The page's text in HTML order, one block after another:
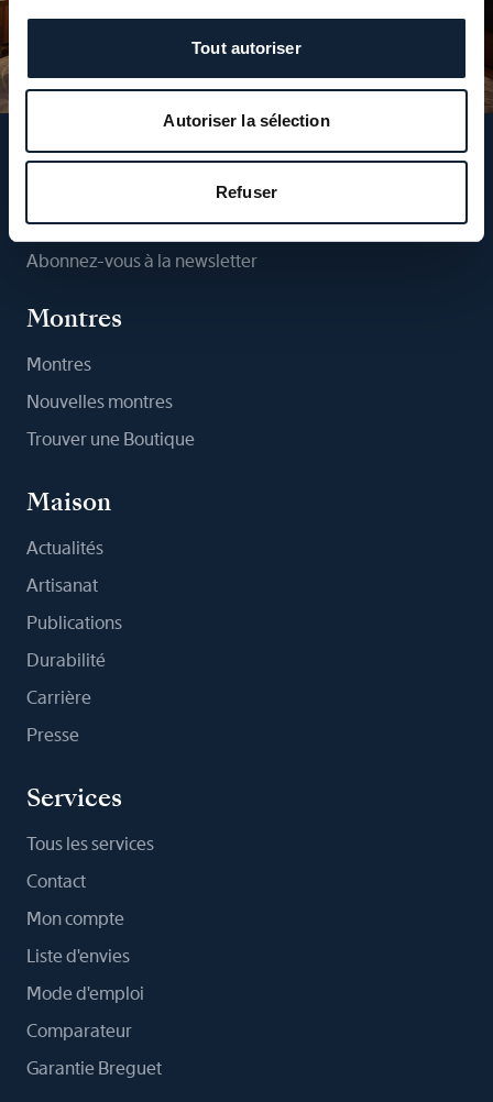
Tout autoriser
Autoriser la sélection
Refuser
Suivez-nous
Abonnez-vous à la newsletter
Montres
Montres
Nouvelles montres
Trouver une Boutique
Maison
Actualités
Artisanat
Publications
Durabilité
Carrière
Presse
Services
Tous les services
Contact
Mon compte
Liste d'envies
Mode d'emploi
Comparateur
Garantie Breguet